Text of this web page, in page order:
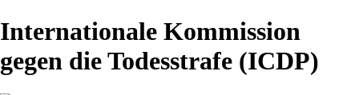
Internationale Kommission
gegen die Todesstrafe (ICDP)